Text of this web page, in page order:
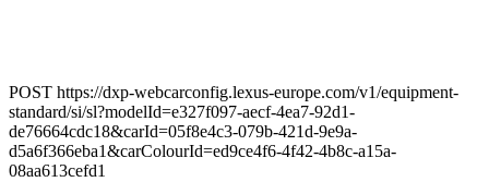
POST https://dxp-webcarconfig.lexus-europe.com/v1/equipment-
standard/si/sl?modelId=e327f097-aecf-4ea7-92d1-
de76664cdc18&carId=05f8e4c3-079b-421d-9e9a-
d5a6f366eba1&carColourId=ed9ce4f6-4f42-4b8c-a15a-
08aa613cefd1